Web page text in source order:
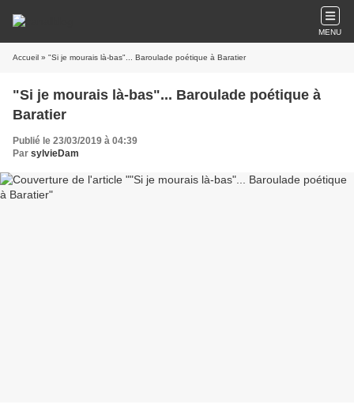
MENU
Accueil » "Si je mourais là-bas"... Baroulade poétique à Baratier
"Si je mourais là-bas"... Baroulade poétique à
Baratier
Publié le 23/03/2019 à 04:39
Par sylvieDam